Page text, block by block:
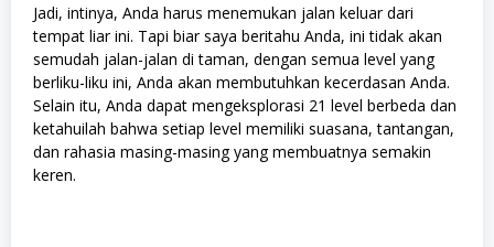
Jadi, intinya, Anda harus menemukan jalan keluar dari
tempat liar ini. Tapi biar saya beritahu Anda, ini tidak akan
semudah jalan-jalan di taman, dengan semua level yang
berliku-liku ini, Anda akan membutuhkan kecerdasan Anda.
Selain itu, Anda dapat mengeksplorasi 21 level berbeda dan
ketahuilah bahwa setiap level memiliki suasana, tantangan,
dan rahasia masing-masing yang membuatnya semakin
keren.